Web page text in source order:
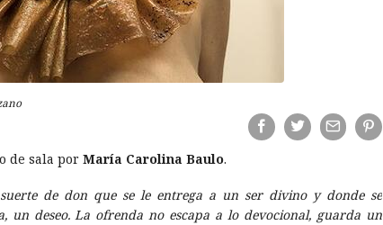
de sala por María Carolina Baulo.
de don que se le entrega a un ser divino y donde se
deseo. La ofrenda no escapa a lo devocional, guarda un